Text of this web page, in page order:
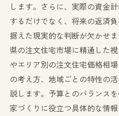
します。さらに、実際の資金
するだけでなく、将来の返済
据えた現実的な判断が欠かせ
県の注文住宅市場に精通した
やエリア別の注文住宅価格相
の考え方、地域ごとの特性の
説します。予算とのバランス
家づくりに役立つ具体的な情